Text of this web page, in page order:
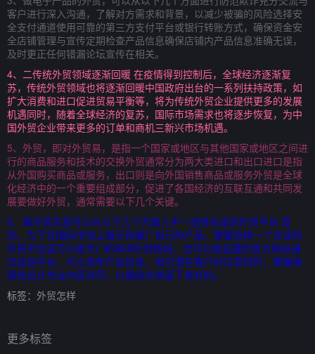
客户进行深入沟通，了解对方需求和背景，以减少被骗的风险选择安
全支付通道使用可靠的第三方支付平台或银行转账方式，确保资金安
全店铺管理与宣传定期检查产品信息确保店铺内产品信息准确无误，
及时更正任何错漏论坛宣传在相关。
4、二传统外贸领域逐渐回暖 在疫情得到控制后，全球经济逐渐复
苏，传统外贸领域也将逐渐回暖中国政府出台的一系列扶持政策，如
扩大消费和进口促进贸易平衡等，将为传统外贸企业提供更多的发展
机遇同时，随着全球经济的复苏，国际市场需求也将逐步恢复，为中
国外贸企业带来更多的订单和商机三新兴市场机遇。
5、外贸，即对外贸易，是指一个国家或地区与其他国家或地区之间进
行的商品服务和技术的交换外贸通常分为两大类进口和出口进口是指
从外国购买商品或服务，出口则是向外国销售商品或服务外贸是全球
化经济中的一个重要组成部分，促进了各国经济的互联互通和共同发
展要做好外贸，通常需要以下几个关键。
6、做外贸生意可以从以下几个方面入手一选择合适的外贸平台 首
先，为了在国际市场上展示和推广自己的产品，需要选择一个合适的
外贸平台这可以是专门的B2B外贸网站，也可以是自建的官方网站通
过这些平台，可以发布产品信息，吸引潜在客户的注意同时，要确保
网站设计专业内容详尽，以便给外商留下良好的。
标签： 外贸怎样
更多标签